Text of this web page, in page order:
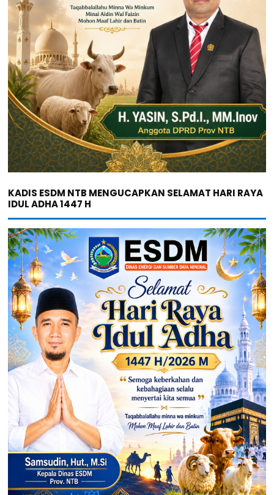
KADIS ESDM NTB MENGUCAPKAN SELAMAT HARI RAYA
IDUL ADHA 1447 H